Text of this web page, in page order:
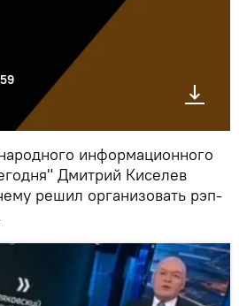
информационного
Дмитрий Киселев
решил организовать рэп-